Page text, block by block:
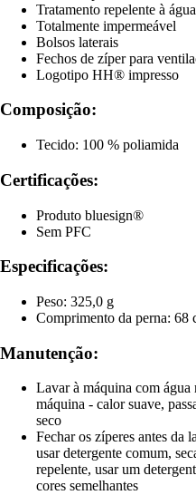
Tratamento repelente à
Totalmente impermeável
Bolsos laterais
Fechos de zíper para
Logotipo HH® impresso
Composição:
Tecido: 100 % poliamida
Certificações:
Produto bluesign®
Sem PFC
Especificações:
Peso: 325,0 g
Comprimento da perna: 68
Manutenção:
Lavar à máquina com água
máquina - calor suave,
seco
Fechar os zíperes antes da
usar detergente comum,
repelente, usar um
cores semelhantes